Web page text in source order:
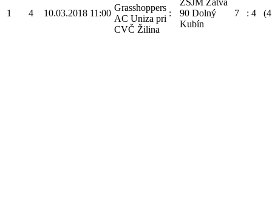
1 4 10.03.2018 11:00
Grasshoppers
AC Uniza pri
CVČ Žilina
:
ZŠJM Žatva
90 Dolný
Kubín
7 : 4